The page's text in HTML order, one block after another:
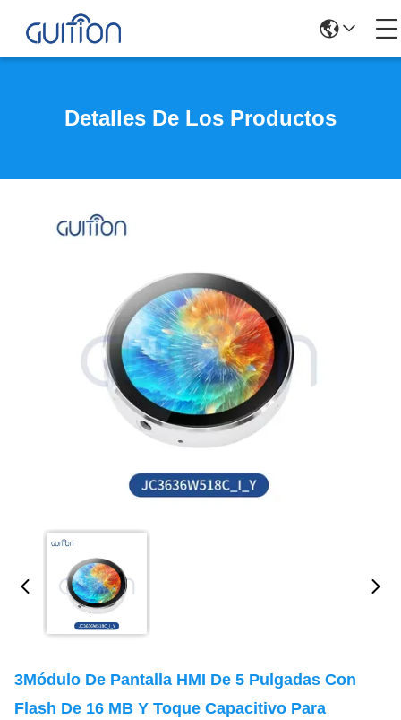
Detalles De Los Productos
3Módulo De Pantalla HMI De 5 Pulgadas Con
Flash De 16 MB Y Toque Capacitivo Para